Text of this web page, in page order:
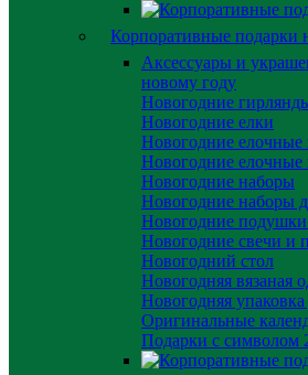
Корпоративные подарки
Аксессуары и
новому году
Новогодние
Новогодние елки
Новогодние елочные
Новогодние
Новогодние наборы
Новогодние наборы
Новогодние
Новогодние свечи и
Новогодний стол
Новогодняя вязаная
Новогодняя упаковка
Оригинальные
Подарки с символом